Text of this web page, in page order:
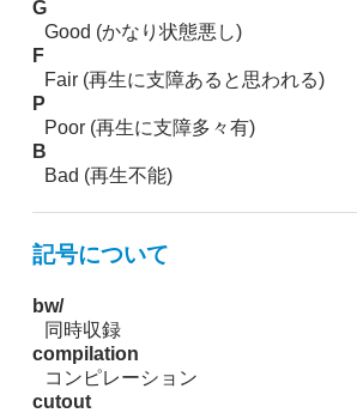
G
Good (かなり状態悪し)
F
Fair (再生に支障あると思われる)
P
Poor (再生に支障多々有)
B
Bad (再生不能)
記号について
bw/
同時収録
compilation
コンピレーション
cutout